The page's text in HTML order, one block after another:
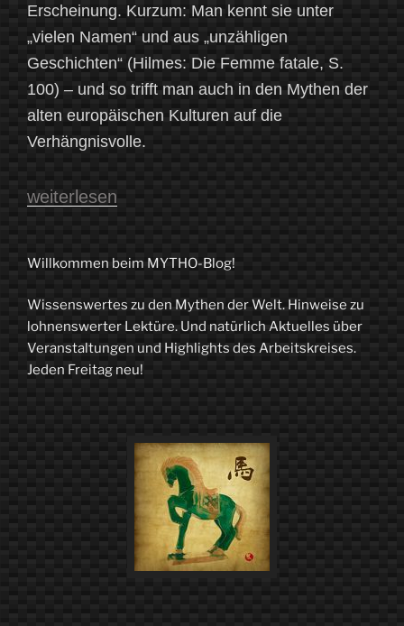
Erscheinung. Kurzum: Man kennt sie unter
„vielen Namen“ und aus „unzähligen
Geschichten“ (Hilmes: Die Femme fatale, S.
100) – und so trifft man auch in den Mythen der
alten europäischen Kulturen auf die
Verhängnisvolle.
„Die
fatale“
der
nordischen
Mythologie“
weiterlesen
Willkommen beim MYTHO-Blog!
Wissenswertes zu den Mythen der Welt. Hinweise zu
lohnenswerter Lektüre. Und natürlich Aktuelles über
Veranstaltungen und Highlights des Arbeitskreises.
Jeden Freitag neu!